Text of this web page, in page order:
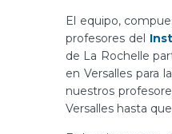
El equipo,
profesores del
de La Rochelle
en Versalles para
nuestros
Versalles hasta